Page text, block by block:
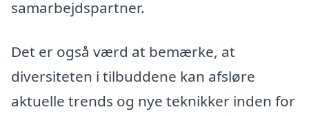
samarbejdspartner.
Det er også værd at bemærke, at
diversiteten i tilbuddene kan afsløre
aktuelle trends og nye teknikker inden for